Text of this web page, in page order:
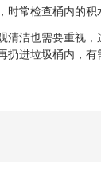
检查桶内的积
洁也需要重视，
扔进垃圾桶内，